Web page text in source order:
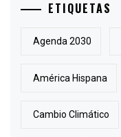
ETIQUETAS
Agenda 2030
América Hispana
Cambio Climático